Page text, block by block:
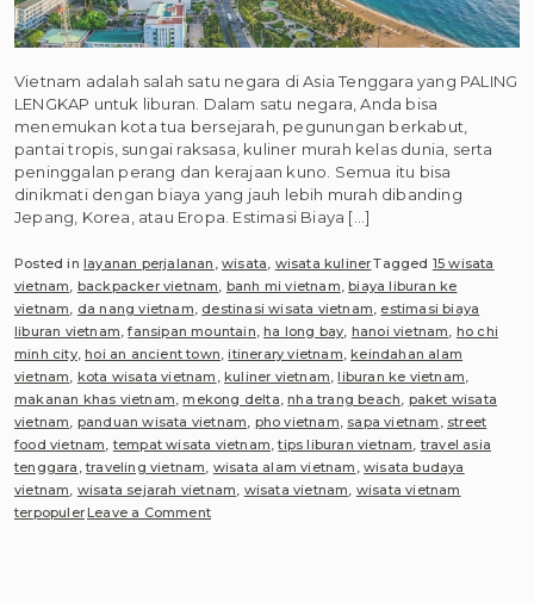
Vietnam adalah salah satu negara di Asia Tenggara yang PALING
LENGKAP untuk liburan. Dalam satu negara, Anda bisa
menemukan kota tua bersejarah, pegunungan berkabut,
pantai tropis, sungai raksasa, kuliner murah kelas dunia, serta
peninggalan perang dan kerajaan kuno. Semua itu bisa
dinikmati dengan biaya yang jauh lebih murah dibanding
Jepang, Korea, atau Eropa. Estimasi Biaya […]
Posted inlayanan perjalanan ,wisata wisata kulinerTagged 15 wisata
vietnam backpacker vietnam banh mi vietnam ,biaya liburan ke
vietnam
da nang vietnam destinasi wisata vietnam estimasi biaya
liburan vietnam ,fansipan mountain ,ha long bay hanoi vietnam ho chi
minh city,hoi an ancient town ,itinerary vietnam ,keindahan alam
vietnam kota wisata vietnam ,kuliner vietnam ,liburan ke vietnam
makanan khas vietnam ,mekong delta ,nha trang beach paket wisata
vietnam panduan wisata vietnam pho vietnam sapa vietnam
street
food vietnam tempat wisata vietnam ,tips liburan vietnam travel asia
tenggara ,traveling vietnam wisata alam vietnam ,wisata budaya
vietnam wisata sejarah vietnam wisata vietnam wisata vietnam
terpopulerLeave a Commenton